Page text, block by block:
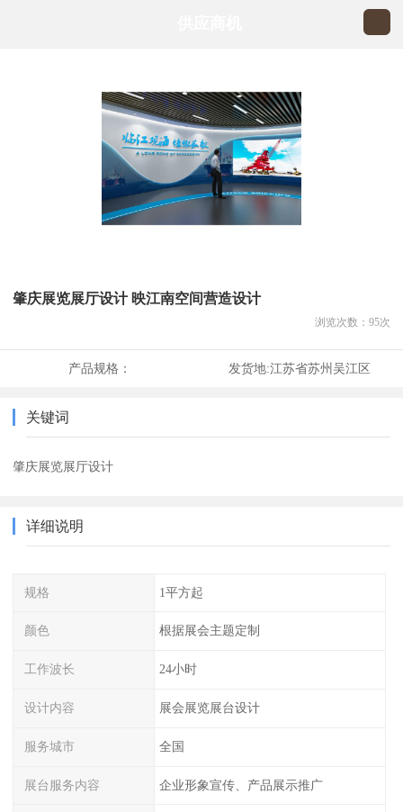
肇庆展览展厅设计 映江南空间营造设计
浏览次数： 95次
产品规格： 发货地:江苏省苏州吴江区
关键词
肇庆展览展厅设计
详细说明
规格 1平方起
颜色 根据展会主题定制
工作波长 24小时
设计内容 展会展览展台设计
服务城市 全国
展台服务内容 企业形象宣传、产品展示推广